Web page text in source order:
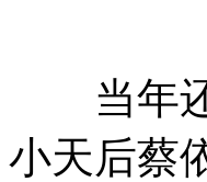
当年还
小天后蔡